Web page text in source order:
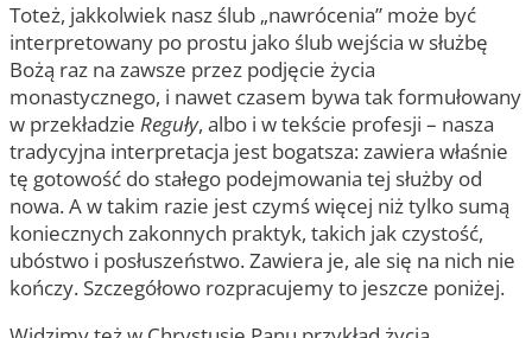
Toteż, jakkolwiek nasz ślub „nawrócenia” może być
interpretowany po prostu jako ślub wejścia w służbę
Bożą raz na zawsze przez podjęcie życia
monastycznego, i nawet czasem bywa tak formułowany
w przekładzie Reguły, albo i w tekście profesji – nasza
tradycyjna interpretacja jest bogatsza: zawiera właśnie
tę gotowość do stałego podejmowania tej służby od
nowa. A w takim razie jest czymś więcej niż tylko sumą
koniecznych zakonnych praktyk, takich jak czystość,
ubóstwo i posłuszeństwo. Zawiera je, ale się na nich nie
kończy. Szczegółowo rozpracujemy to jeszcze poniżej.